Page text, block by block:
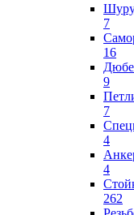
7
16
9
7
4
4
262